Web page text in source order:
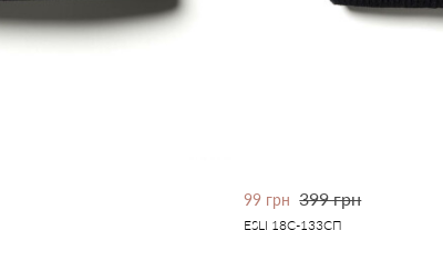
99 грн 399 грн
ESLI 18С-133СП